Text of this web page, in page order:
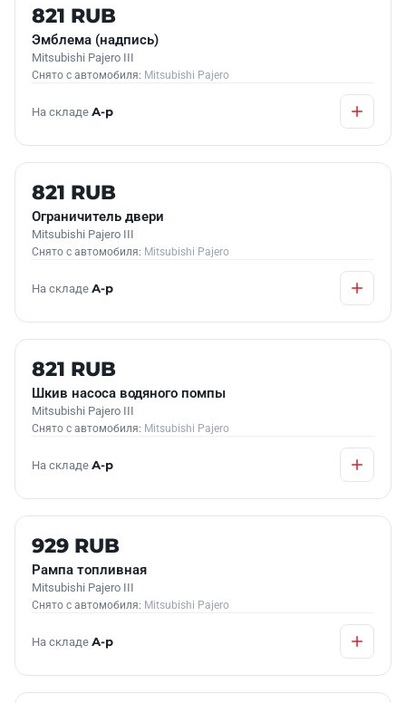
Б/У В НАЛИЧИИ
821 RUB
Эмблема (надпись)
Mitsubishi Pajero III
Снято с автомобиля: Mitsubishi Pajero
На складе А-р
Б/У В НАЛИЧИИ
821 RUB
Ограничитель двери
Mitsubishi Pajero III
Снято с автомобиля: Mitsubishi Pajero
На складе А-р
Б/У В НАЛИЧИИ
821 RUB
Шкив насоса водяного помпы
Mitsubishi Pajero III
Снято с автомобиля: Mitsubishi Pajero
На складе А-р
Б/У В НАЛИЧИИ
929 RUB
Рампа топливная
Mitsubishi Pajero III
Снято с автомобиля: Mitsubishi Pajero
На складе А-р